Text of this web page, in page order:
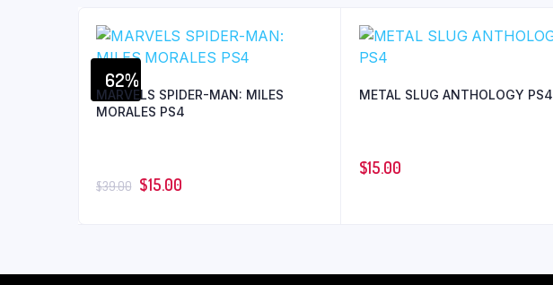
62%
MARVELS SPIDER-MAN: MILES
MORALES PS4
$39.00 $15.00
METAL SLUG ANTHOLOGY PS4
$15.00